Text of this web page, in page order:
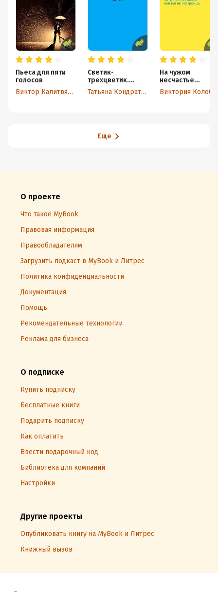
Пьеса для пяти
голосов
Виктор Калитвянский
Светик-
трехцветик.
Часть 2
Татьяна Кондратьева
На чужом
несчастье
счастья не
построишь
Еще
О проекте
Что такое MyBook
Правовая информация
Правообладателям
Загрузить подкаст в MyBook и Литрес
Политика конфиденциальности
Документация
Помощь
Рекомендательные технологии
Реклама для бизнеса
О подписке
Купить подписку
Бесплатные книги
Подарить подписку
Как оплатить
Ввести подарочный код
Библиотека для компаний
Настройки
Другие проекты
Опубликовать книгу на MyBook и Литрес
Книжный вызов